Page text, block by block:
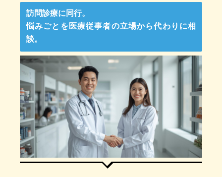
訪問診療に同行。
悩みごとを医療従事者の立場から代わりに相
談。